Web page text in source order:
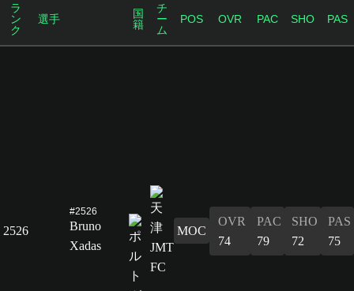
ラ
ン
ク
選手
国
籍
チ
ー
ム
POS OVR PAC SHO PAS
2526
#2526
Bruno
Xadas
MOC
OVR
74
PAC
79
SHO
72
PAS
75